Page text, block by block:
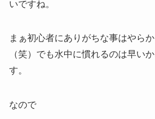
いですね。
まぁ初心者にありがちな事はやら
（笑）でも水中に慣れるのは早い
す。
なので